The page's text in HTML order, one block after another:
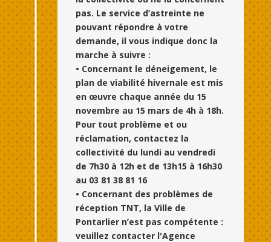
pas. Le service d’astreinte ne
pouvant répondre à votre
demande, il vous indique donc la
marche à suivre :
• Concernant le déneigement, le
plan de viabilité hivernale est mis
en œuvre chaque année du 15
novembre au 15 mars de 4h à 18h.
Pour tout problème et ou
réclamation, contactez la
collectivité du lundi au vendredi
de 7h30 à 12h et de 13h15 à 16h30
au 03 81 38 81 16
• Concernant des problèmes de
réception TNT, la Ville de
Pontarlier n’est pas compétente :
veuillez contacter l'Agence